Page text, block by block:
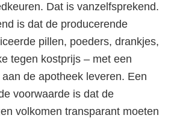
Dat is vanzelfsprekend.
is dat de producerende
pillen, poeders, drankjes,
tegen kostprijs – met een
de apotheek leveren. Een
voorwaarde is dat de
volkomen transparant moeten